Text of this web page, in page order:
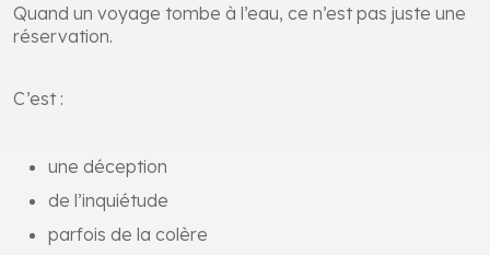
Quand un voyage tombe à l’eau, ce n’est pas juste une
réservation.
C’est :
une déception
de l’inquiétude
parfois de la colère